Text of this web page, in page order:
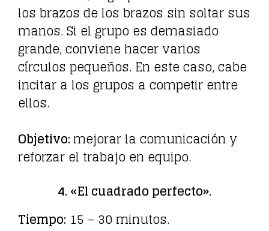
los brazos de los brazos sin soltar sus
manos. Si el grupo es demasiado
grande, conviene hacer varios
círculos pequeños. En este caso, cabe
incitar a los grupos a competir entre
ellos.
Objetivo:mejorar la comunicación y
reforzar el trabajo en equipo.
4. «El cuadrado perfecto».
Tiempo: 15 – 30 minutos.